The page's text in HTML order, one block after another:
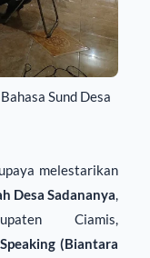
Sund Desa
melestarikan
Desa Sadananya
Ciamis,
(Biantara